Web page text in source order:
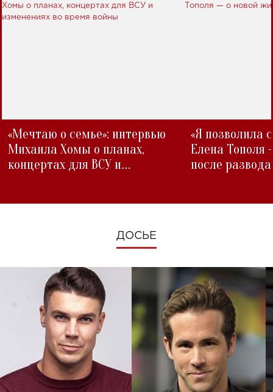
«Мечтаю о семье»: интервью
Михаила Хомы о планах,
концертах для ВСУ и
«Я позволила
Елена Тополя
после развода
ДОСЬЕ